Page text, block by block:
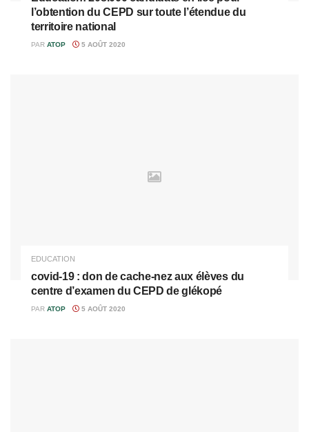
l’obtention du CEPD sur toute l’étendue du
territoire national
PAR ATOP 5 AOÛT 2020
EDUCATION
covid-19 : don de cache-nez aux élèves du
centre d’examen du CEPD de glékopé
PAR ATOP 5 AOÛT 2020